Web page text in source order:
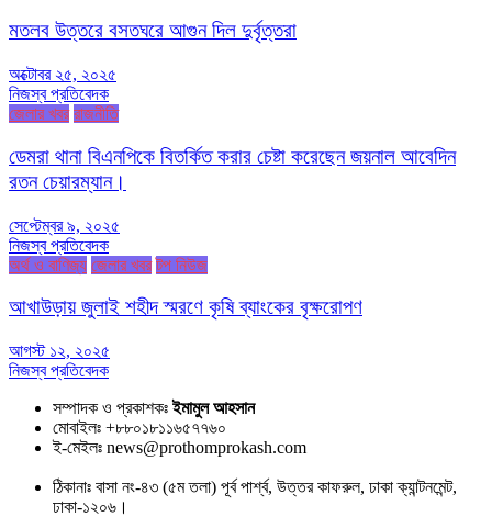
মতলব উত্তরে বসতঘরে আগুন দিল দুর্বৃত্তরা
অক্টোবর ২৫, ২০২৫
নিজস্ব প্রতিবেদক
জেলার খবর রাজনীতি
ডেমরা থানা বিএনপিকে বিতর্কিত করার চেষ্টা করেছেন জয়নাল আবেদিন
রতন চেয়ারম্যান।
সেপ্টেম্বর ৯, ২০২৫
নিজস্ব প্রতিবেদক
অর্থ ও বাণিজ্য জেলার খবর টপ নিউজ
আখাউড়ায় জুলাই শহীদ স্মরণে কৃষি ব্যাংকের বৃক্ষরোপণ
আগস্ট ১২, ২০২৫
নিজস্ব প্রতিবেদক
সম্পাদক ও প্রকাশকঃইমামুল আহসান
মোবাইলঃ +৮৮০১৮১১৬৫৭৭৬০
ই-মেইলঃ news@prothomprokash.com
ঠিকানাঃ বাসা নং-৪৩ (৫ম তলা) পূর্ব পার্শ্ব, উত্তর কাফরুল, ঢাকা ক্যান্টনমেন্ট,
ঢাকা-১২০৬।